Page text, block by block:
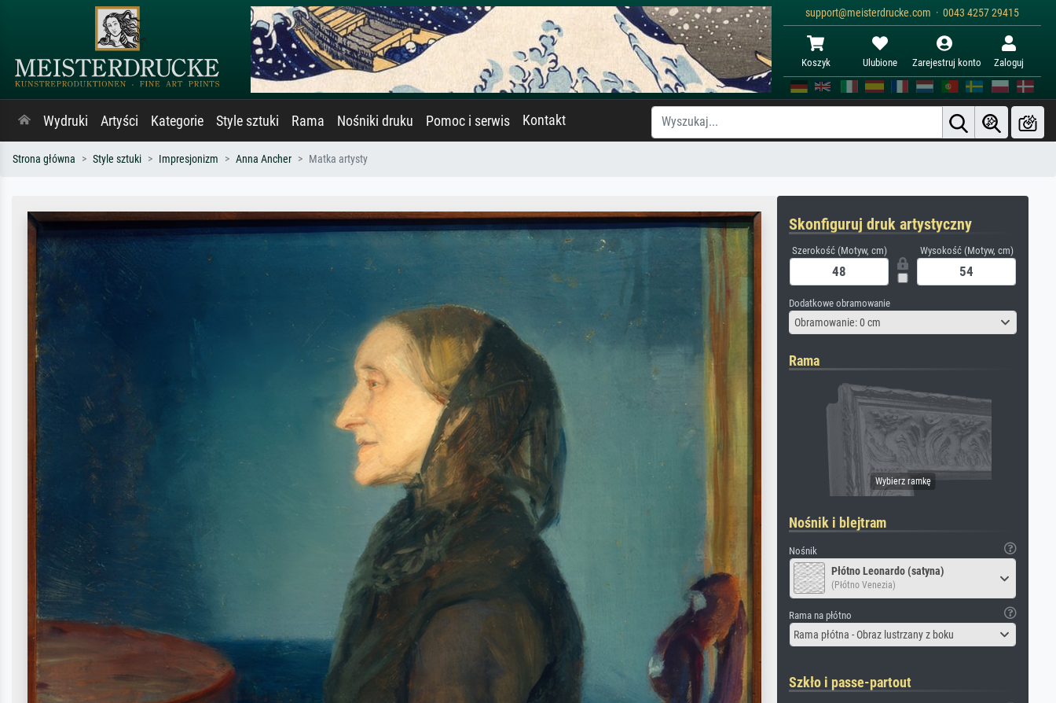
support@meisterdrucke.com · 0043 4257 29415
Koszyk Ulubione Zarejestruj konto Zaloguj
Wydruki Artyści Kategorie Style sztuki Rama Nośniki druku Pomoc i serwis Kontakt
Strona główna Style sztuki Impresjonizm Anna Ancher Matka artysty
Skonfiguruj druk artystyczny
Szerokość (Motyw, cm) Wysokość (Motyw, cm)
Dodatkowe obramowanie
Obramowanie: 0 cm
Rama
Nośnik i blejtram
Nośnik
Płótno Leonardo (satyna)
(Płótno Venezia)
Rama na płótno
Rama płótna - Obraz lustrzany z boku
Szkło i passe-partout